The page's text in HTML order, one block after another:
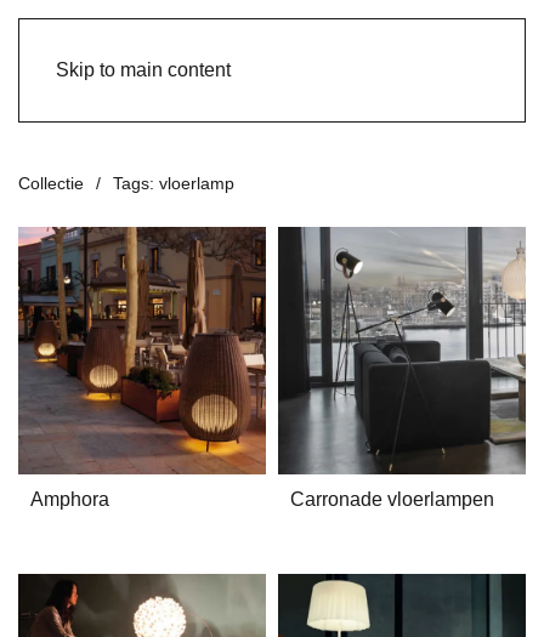
Skip to main content
Collectie Tags: vloerlamp
Amphora Carronade vloerlampen